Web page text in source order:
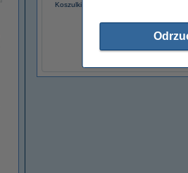
Koszulki na dokumenty A4, 80 mikronów